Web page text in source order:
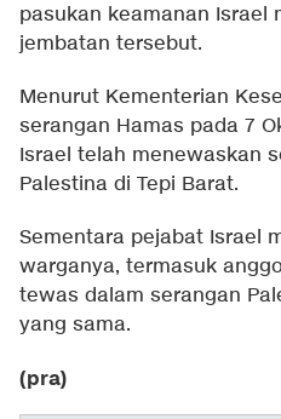
pasukan keamanan Israel
jembatan tersebut.
Menurut Kementerian
serangan Hamas pada 7
Israel telah menewaskan
Palestina di Tepi Barat.
Sementara pejabat Israel
warganya, termasuk
tewas dalam serangan
yang sama.
(pra)